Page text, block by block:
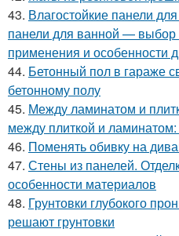
43. Влагостойкие панели
панели для ванной —
применения и особенности
44. Бетонный пол в гараже
бетонному полу
45. Между ламинатом и
между плиткой и
46. Поменять обивку на
47. Стены из панелей.
особенности материалов
48. Грунтовки глубокого
решают грунтовки